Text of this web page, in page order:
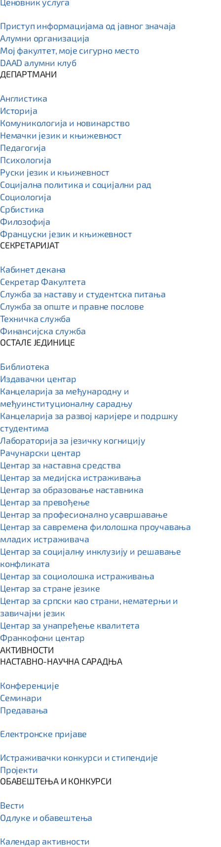
Приступ информацијама од јавног значаја
Алумни организација
Мој факултет, моје сигурно место
DAAD алумни клуб
ДЕПАРТМАНИ
Англистика
Историја
Комуникологија и новинарство
Немачки језик и књижевност
Педагогија
Психологија
Руски језик и књижевност
Социјална политика и социјални рад
Социологија
Србистика
Филозофија
Француски језик и књижевност
СЕКРЕТАРИЈАТ
Кабинет декана
Секретар Факултета
Служба за наставу и студентска питања
Служба за опште и правне послове
Техничка служба
Финансијска служба
ОСТАЛЕ ЈЕДИНИЦЕ
Библиотека
Издавачки центар
Канцеларија за међународну и
међуинституционалну сарадњу
Канцеларија за развој каријере и подршку
студентима
Лабораторија за језичку когницију
Рачунарски центар
Центар за наставна средства
Центар за медијска истраживања
Центар за образовање наставника
Центар за превођење
Центар за професионално усавршавање
Центар за савремена филолошка проучавања
младих истраживача
Центар за социјалну инклузију и решавање
конфликата
Центар за социолошка истраживања
Центар за стране језике
Центар за српски као страни, нематерњи и
завичајни језик
Центар за унапређење квалитета
Франкофони центар
АКТИВНОСТИ
НАСТАВНО-НАУЧНА САРАДЊА
Конференције
Семинари
Предавања
Електронске пријаве
Истраживачки конкурси и стипендије
Пројекти
ОБАВЕШТЕЊА И КОНКУРСИ
Вести
Одлуке и обавештења
Календар активности